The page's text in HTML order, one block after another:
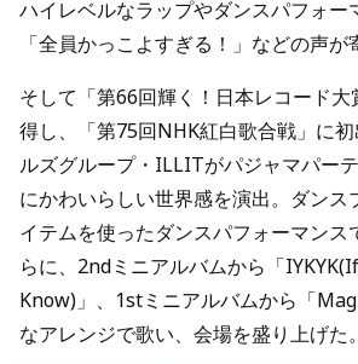
ハイレベルなラップやダンスパフォー
「全員かっこよすぎる！」などの声が
そして「第66回輝く！日本レコード
得し、「第75回NHK紅白歌合戦」に
ルズグループ・ILLITがパジャマパー
にかわいらしい世界感を演出。ダンス
イテムを使ったダンスパフォーマンス
らに、2ndミニアルバムから「
Know)」、1stミニアルバムから「
なアレンジで歌い、会場を盛り上げた。